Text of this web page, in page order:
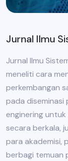
Jurnal Ilmu
Jurnal Ilmu
meneliti cara
perkembangan
pada diseminasi
enginering
secara berkala,
para akademisi,
berbagi temuan